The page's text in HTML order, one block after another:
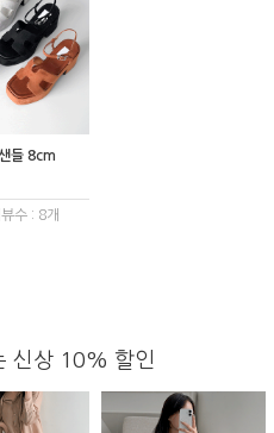
들 8cm
수 : 8개
신상 10% 할인